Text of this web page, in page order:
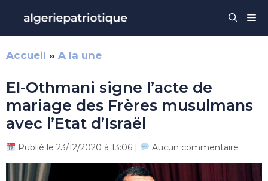
contenu
Accueil » A la une
El-Othmani signe l’acte de
mariage des Frères musulmans
avec l’Etat d’Israël
Publié le 23/12/2020 à 13:06 | Aucun commentaire